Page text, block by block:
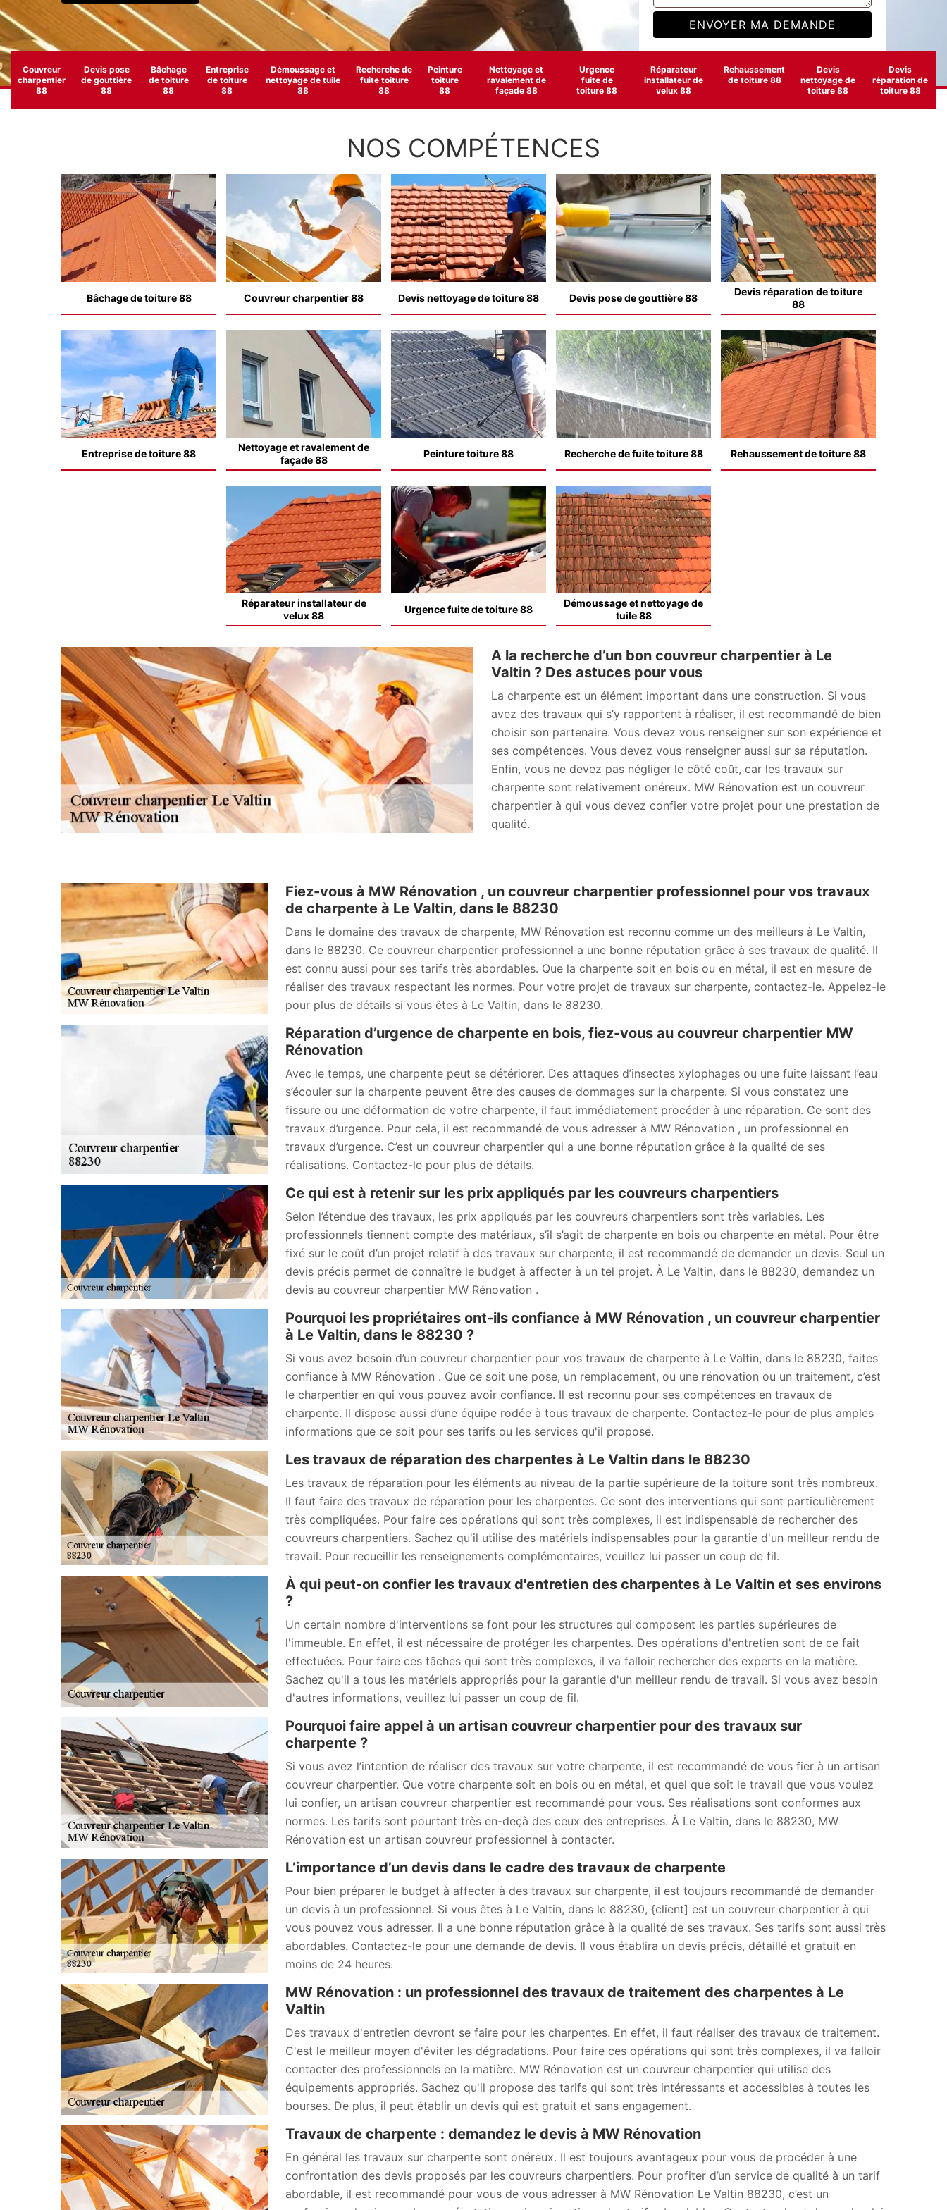
Couvreur
charpentier
88
Devis pose
de gouttière
88
Bâchage
de toiture
88
Entreprise
de toiture
88
Démoussage et
nettoyage de tuile
88
Recherche de
fuite toiture
88
Peinture
toiture
88
Nettoyage et
ravalement de
façade 88
Urgence
fuite de
toiture 88
Réparateur
installateur de
velux 88
Rehaussement
de toiture 88
Devis
nettoyage de
toiture 88
Devis
réparation de
toiture 88
NOS COMPÉTENCES
Bâchage de toiture 88 Couvreur charpentier 88 Devis nettoyage de toiture 88 Devis pose de gouttière 88
Devis réparation de toiture
88
Entreprise de toiture 88
Nettoyage et ravalement de
façade 88
Peinture toiture 88 Recherche de fuite toiture 88 Rehaussement de toiture 88
Réparateur installateur de
velux 88
Urgence fuite de toiture 88
Démoussage et nettoyage de
tuile 88
A la recherche d’un bon couvreur charpentier à Le
Valtin ? Des astuces pour vous
La charpente est un élément important dans une construction. Si vous
avez des travaux qui s’y rapportent à réaliser, il est recommandé de bien
choisir son partenaire. Vous devez vous renseigner sur son expérience et
ses compétences. Vous devez vous renseigner aussi sur sa réputation.
Enfin, vous ne devez pas négliger le côté coût, car les travaux sur
charpente sont relativement onéreux. MW Rénovation est un couvreur
charpentier à qui vous devez confier votre projet pour une prestation de
qualité.
Fiez-vous à MW Rénovation , un couvreur charpentier professionnel pour vos travaux
de charpente à Le Valtin, dans le 88230
Dans le domaine des travaux de charpente, MW Rénovation est reconnu comme un des meilleurs à Le Valtin,
dans le 88230. Ce couvreur charpentier professionnel a une bonne réputation grâce à ses travaux de qualité. Il
est connu aussi pour ses tarifs très abordables. Que la charpente soit en bois ou en métal, il est en mesure de
réaliser des travaux respectant les normes. Pour votre projet de travaux sur charpente, contactez-le. Appelez-le
pour plus de détails si vous êtes à Le Valtin, dans le 88230.
Réparation d’urgence de charpente en bois, fiez-vous au couvreur charpentier MW
Rénovation
Avec le temps, une charpente peut se détériorer. Des attaques d’insectes xylophages ou une fuite laissant l’eau
s’écouler sur la charpente peuvent être des causes de dommages sur la charpente. Si vous constatez une
fissure ou une déformation de votre charpente, il faut immédiatement procéder à une réparation. Ce sont des
travaux d’urgence. Pour cela, il est recommandé de vous adresser à MW Rénovation , un professionnel en
travaux d’urgence. C’est un couvreur charpentier qui a une bonne réputation grâce à la qualité de ses
réalisations. Contactez-le pour plus de détails.
Ce qui est à retenir sur les prix appliqués par les couvreurs charpentiers
Selon l’étendue des travaux, les prix appliqués par les couvreurs charpentiers sont très variables. Les
professionnels tiennent compte des matériaux, s’il s’agit de charpente en bois ou charpente en métal. Pour être
fixé sur le coût d’un projet relatif à des travaux sur charpente, il est recommandé de demander un devis. Seul un
devis précis permet de connaître le budget à affecter à un tel projet. À Le Valtin, dans le 88230, demandez un
devis au couvreur charpentier MW Rénovation .
Pourquoi les propriétaires ont-ils confiance à MW Rénovation , un couvreur charpentier
à Le Valtin, dans le 88230 ?
Si vous avez besoin d’un couvreur charpentier pour vos travaux de charpente à Le Valtin, dans le 88230, faites
confiance à MW Rénovation . Que ce soit une pose, un remplacement, ou une rénovation ou un traitement, c’est
le charpentier en qui vous pouvez avoir confiance. Il est reconnu pour ses compétences en travaux de
charpente. Il dispose aussi d’une équipe rodée à tous travaux de charpente. Contactez-le pour de plus amples
informations que ce soit pour ses tarifs ou les services qu'il propose.
Les travaux de réparation des charpentes à Le Valtin dans le 88230
Les travaux de réparation pour les éléments au niveau de la partie supérieure de la toiture sont très nombreux.
Il faut faire des travaux de réparation pour les charpentes. Ce sont des interventions qui sont particulièrement
très compliquées. Pour faire ces opérations qui sont très complexes, il est indispensable de rechercher des
couvreurs charpentiers. Sachez qu'il utilise des matériels indispensables pour la garantie d'un meilleur rendu de
travail. Pour recueillir les renseignements complémentaires, veuillez lui passer un coup de fil.
À qui peut-on confier les travaux d'entretien des charpentes à Le Valtin et ses environs
?
Un certain nombre d'interventions se font pour les structures qui composent les parties supérieures de
l'immeuble. En effet, il est nécessaire de protéger les charpentes. Des opérations d'entretien sont de ce fait
effectuées. Pour faire ces tâches qui sont très complexes, il va falloir rechercher des experts en la matière.
Sachez qu'il a tous les matériels appropriés pour la garantie d'un meilleur rendu de travail. Si vous avez besoin
d'autres informations, veuillez lui passer un coup de fil.
Pourquoi faire appel à un artisan couvreur charpentier pour des travaux sur
charpente ?
Si vous avez l’intention de réaliser des travaux sur votre charpente, il est recommandé de vous fier à un artisan
couvreur charpentier. Que votre charpente soit en bois ou en métal, et quel que soit le travail que vous voulez
lui confier, un artisan couvreur charpentier est recommandé pour vous. Ses réalisations sont conformes aux
normes. Les tarifs sont pourtant très en-deçà des ceux des entreprises. À Le Valtin, dans le 88230, MW
Rénovation est un artisan couvreur professionnel à contacter.
L’importance d’un devis dans le cadre des travaux de charpente
Pour bien préparer le budget à affecter à des travaux sur charpente, il est toujours recommandé de demander
un devis à un professionnel. Si vous êtes à Le Valtin, dans le 88230, {client] est un couvreur charpentier à qui
vous pouvez vous adresser. Il a une bonne réputation grâce à la qualité de ses travaux. Ses tarifs sont aussi très
abordables. Contactez-le pour une demande de devis. Il vous établira un devis précis, détaillé et gratuit en
moins de 24 heures.
MW Rénovation : un professionnel des travaux de traitement des charpentes à Le
Valtin
Des travaux d'entretien devront se faire pour les charpentes. En effet, il faut réaliser des travaux de traitement.
C'est le meilleur moyen d'éviter les dégradations. Pour faire ces opérations qui sont très complexes, il va falloir
contacter des professionnels en la matière. MW Rénovation est un couvreur charpentier qui utilise des
équipements appropriés. Sachez qu'il propose des tarifs qui sont très intéressants et accessibles à toutes les
bourses. De plus, il peut établir un devis qui est gratuit et sans engagement.
Travaux de charpente : demandez le devis à MW Rénovation
En général les travaux sur charpente sont onéreux. Il est toujours avantageux pour vous de procéder à une
confrontation des devis proposés par les couvreurs charpentiers. Pour profiter d’un service de qualité à un tarif
abordable, il est recommandé pour vous de vous adresser à MW Rénovation Le Valtin 88230, c’est un